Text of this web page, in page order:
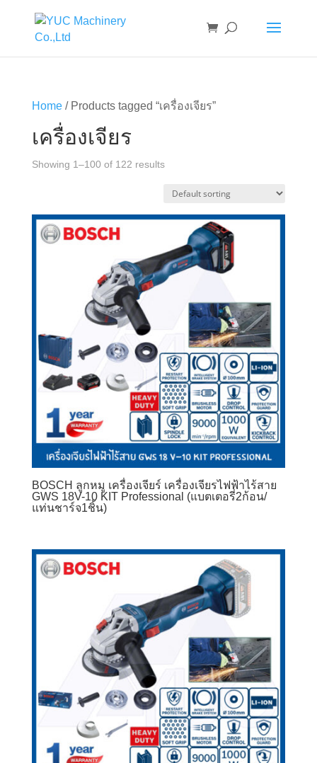
Home/ Products tagged “เครื่องเจียร”
เครื่องเจียร
Showing 1–100 of 122 results
BOSCH ลูกหมู เครื่องเจียร์ เครื่องเจียรไฟฟ้าไร้สาย
GWS 18V-10 KIT Professional (แบตเตอรี่2ก้อน/
แท่นชาร์จ1ชิ้น)